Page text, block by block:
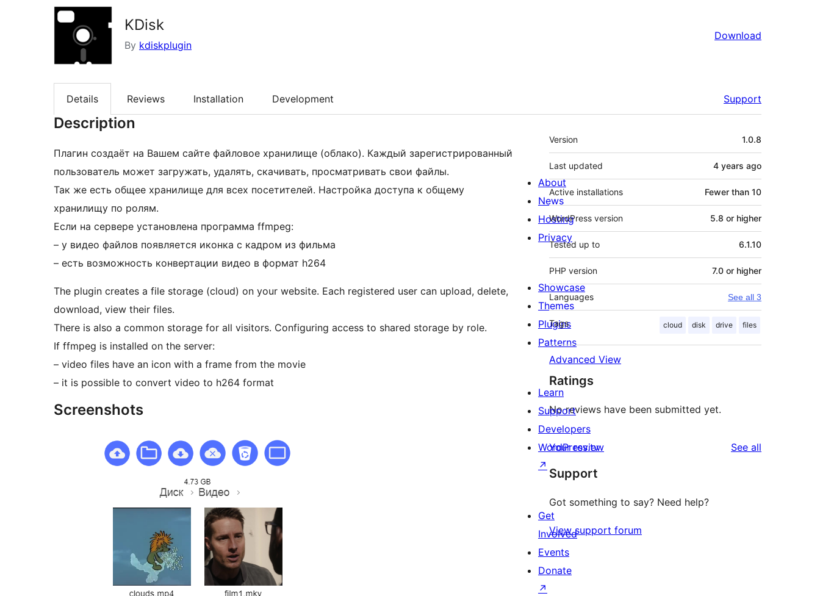
KDisk
By kdiskplugin
Download
Details Reviews Installation Development Support
Description
Плагин создаёт на Вашем сайте файловое хранилище (облако). Каждый зарегистрированный
пользователь может загружать, удалять, скачивать, просматривать свои файлы.
Так же есть общее хранилище для всех посетителей. Настройка доступа к общему
хранилищу по ролям.
Если на сервере установлена программа ffmpeg:
– у видео файлов появляется иконка с кадром из фильма
– есть возможность конвертации видео в формат h264
The plugin creates a file storage (cloud) on your website. Each registered user can upload, delete,
download, view their files.
There is also a common storage for all visitors. Configuring access to shared storage by role.
If ffmpeg is installed on the server:
– video files have an icon with a frame from the movie
– it is possible to convert video to h264 format
Screenshots
Meta
Version 1.0.8
Last updated 4 years ago
Active installations Fewer than 10
WordPress version 5.8 or higher
Tested up to 6.1.10
PHP version 7.0 or higher
Languages See all 3
Tags cloud disk drive files
Advanced View
Ratings
No reviews have been submitted yet.
Your review See all
Support
Got something to say? Need help?
View support forum
About
News
Hosting
Privacy
Showcase
Themes
Plugins
Patterns
Learn
Support
Developers
WordPress.tv
↗
Get
Involved
Events
Donate
↗